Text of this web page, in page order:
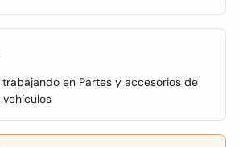
en Partes y accesorios de